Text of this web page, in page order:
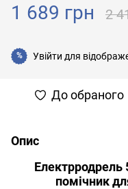
1 689 грн 2
% Увійти для
До обраного
Опис
Електрродрель
помічник